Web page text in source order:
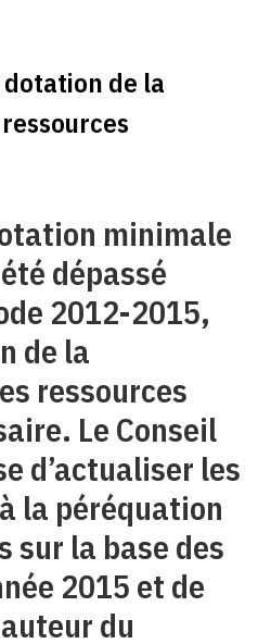
de la
minimale
dépassé
2012-2015,
de la
ressources
Le Conseil
d’actualiser les
la péréquation
sur la base des
2015 et de
du